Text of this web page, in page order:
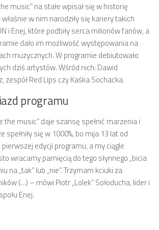
music” na stałe wpisał się w historię
w nim narodziły się kariery takich
i Enej, które podbiły serca milionów fanów, a
dało im możliwość występowania na
muzycznych. W programie debiutowało
dziś artystów. Wśród nich: Dawid
zespół Red Lips czy Kaśka Sochacka.
programu
the music” daje szansę spełnić marzenia i
spełniły się w 1000%, bo mija 13 lat od
edycji programu, a my ciągle
wracamy pamięcią do tego słynnego „bicia
na „tak” lub „nie”. Trzymam kciuki za
(…) – mówi Piotr „Lolek” Sołoducha, lider i
Enej.